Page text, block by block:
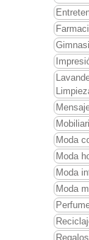
Moda
Moda
Moda
Moda